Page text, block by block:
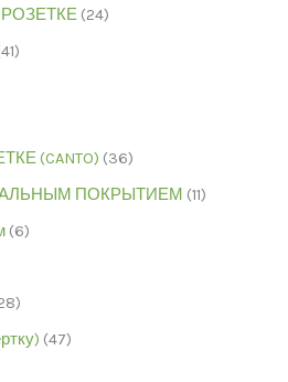
24
41
(CANTO) 36
ПОКРЫТИЕМ
11
6
47